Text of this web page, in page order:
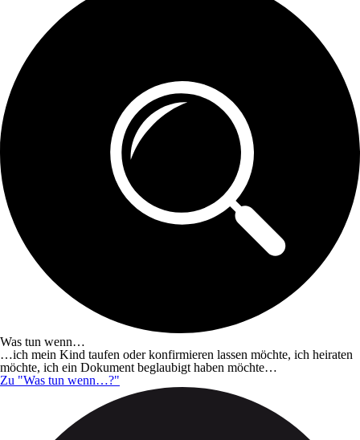
Was tun wenn…
…ich mein Kind taufen oder konfirmieren lassen möchte, ich heiraten
möchte, ich ein Dokument beglaubigt haben möchte…
Zu "Was tun wenn…?"